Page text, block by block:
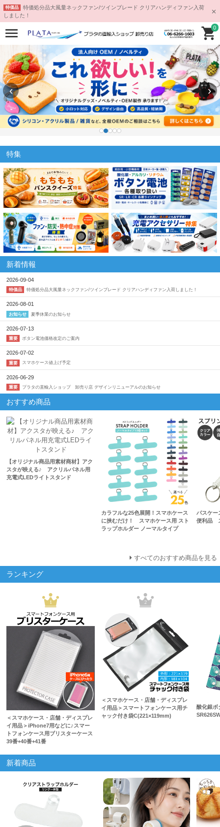
特価品
特価処分品大風量ネックファン/ツインブレード クリアハンディファン入荷
しました！
0
‹ ›
特集
新着情報
2026-09-04
特価品 特価処分品大風量ネックファン/ツインブレード クリアハンディファン入荷しました！
2026-08-01
お知らせ 夏季休業のお知らせ
2026-07-13
重要 ボタン電池価格改定のご案内
2026-07-02
重要 スマホケース値上げ予定
2026-06-29
重要 プラタの直輸入ショップ 卸売り店 デザインリニューアルのお知らせ
おすすめ商品
【オリジナル商品用素材商材】アク
スタが映える♪ アクリルパネル用
充電式LEDライトスタンド
カラフルな25色展開！スマホケース
に挟むだけ！ スマホケース用 スト
ラップホルダー ノーマルタイプ
パスケー
便利品
すべてのおすすめ商品を見る
ランキング
1
＜スマホケース・店舗・ディスプレ
イ用品＞iPhone7用などに♪スマー
トフォンケース用ブリスターケース
39番+40番+41番
2
＜スマホケース・店舗・ディスプレ
イ用品＞スマートフォンケース用チ
ャック付き袋C(221×119mm)
酸化銀
新着商品